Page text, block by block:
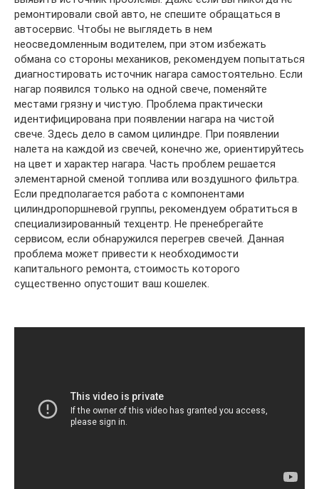
ремонтировали свой авто, не спешите обращаться в
автосервис. Чтобы не выглядеть в нем
неосведомленным водителем, при этом избежать
обмана со стороны механиков, рекомендуем попытаться
диагностировать источник нагара самостоятельно. Если
нагар появился только на одной свече, поменяйте
местами грязну и чистую. Проблема практически
идентифицирована при появлении нагара на чистой
свече. Здесь дело в самом цилиндре. При появлении
налета на каждой из свечей, конечно же, ориентируйтесь
на цвет и характер нагара. Часть проблем решается
элементарной сменой топлива или воздушного фильтра.
Если предполагается работа с компонентами
цилиндропоршневой группы, рекомендуем обратиться в
специализированный техцентр. Не пренебрегайте
сервисом, если обнаружился перегрев свечей. Данная
проблема может привести к необходимости
капитального ремонта, стоимость которого
существенно опустошит ваш кошелек.